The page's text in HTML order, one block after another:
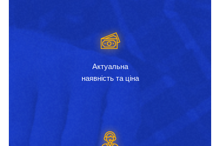
Актуальна
наявність та ціна